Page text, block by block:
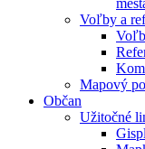
Voľby a
Mapový
Občan
Užitočné